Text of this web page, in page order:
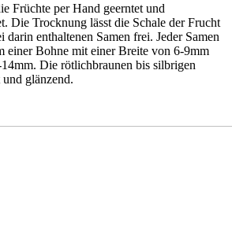
Früchte per Hand geerntet und
Die Trocknung lässt die Schale der Frucht
darin enthaltenen Samen frei. Jeder Samen
einer Bohne mit einer Breite von 6-9mm
Die rötlichbraunen bis silbrigen
glänzend.